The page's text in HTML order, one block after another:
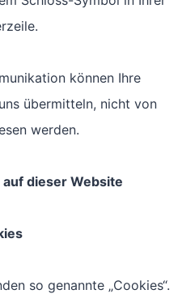
können Ihre
übermitteln, nicht von
werden.
dieser Website
so genannte „Cookies“.